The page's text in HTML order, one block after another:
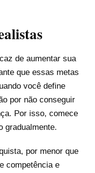
de aumentar sua
que essas metas
você define
por não conseguir
Por isso, comece
gradualmente.
por menor que
competência e